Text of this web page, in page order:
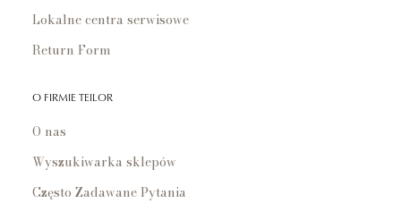
Lokalne centra serwisowe
Return Form
O FIRMIE TEILOR
O nas
Wyszukiwarka sklepów
Często Zadawane Pytania